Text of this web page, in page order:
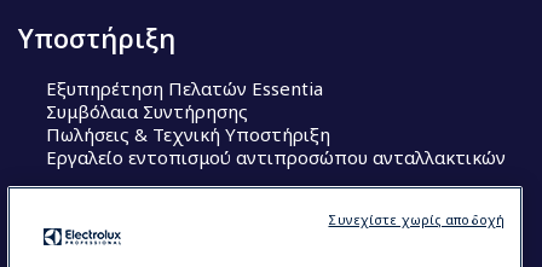
Υποστήριξη
Εξυπηρέτηση Πελατών Essentia
Συμβόλαια Συντήρησης
Πωλήσεις & Τεχνική Υποστήριξη
Εργαλείο εντοπισμού αντιπροσώπου ανταλλακτικών
Συνεχίστε χωρίς αποδοχή